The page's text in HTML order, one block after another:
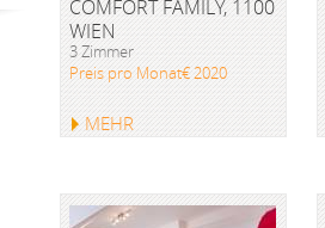
COMFORT FAMILY, 1100
WIEN
3 Zimmer
Preis pro Monat€ 2020
MEHR